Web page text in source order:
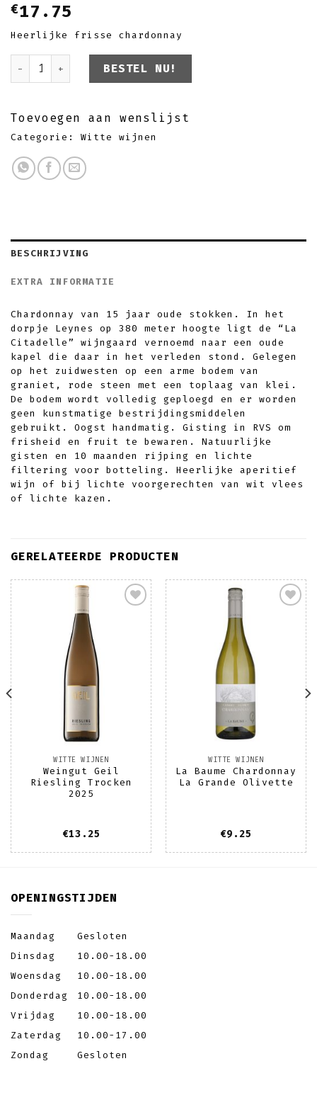
€17.75
Heerlijke frisse chardonnay
Domaine Guerrin Coteaux Bourguignons "La
BESTEL NU!
Toevoegen aan wenslijst
Categorie: Witte wijnen
BESCHRIJVING
EXTRA INFORMATIE
Chardonnay van 15 jaar oude stokken. In het
dorpje Leynes op 380 meter hoogte ligt de “La
Citadelle” wijngaard vernoemd naar een oude
kapel die daar in het verleden stond. Gelegen
op het zuidwesten op een arme bodem van
graniet, rode steen met een toplaag van klei.
De bodem wordt volledig geploegd en er worden
geen kunstmatige bestrijdingsmiddelen
gebruikt. Oogst handmatig. Gisting in RVS om
frisheid en fruit te bewaren. Natuurlijke
gisten en 10 maanden rijping en lichte
filtering voor botteling. Heerlijke aperitief
wijn of bij lichte voorgerechten van wit vlees
of lichte kazen.
GERELATEERDE PRODUCTEN
wenslijst
WITTE WIJNEN
Weingut Geil
Riesling Trocken
2025
€13.25
WITTE WIJNEN
La Baume Chardonnay
La Grande Olivette
€9.25
OPENINGSTIJDEN
Maandag
Gesloten
Dinsdag
10.00-18.00
Woensdag
10.00-18.00
Donderdag
10.00-18.00
Vrijdag
10.00-18.00
Zaterdag
10.00-17.00
Zondag
Gesloten